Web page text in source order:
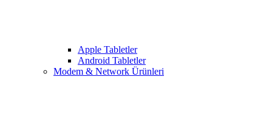
Apple Tabletler
Android Tabletler
Modem & Network Ürünleri